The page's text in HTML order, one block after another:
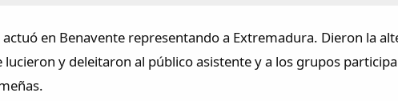
en Benavente representando a Extremadura. Dieron la
lucieron y deleitaron al público asistente y a los grupos